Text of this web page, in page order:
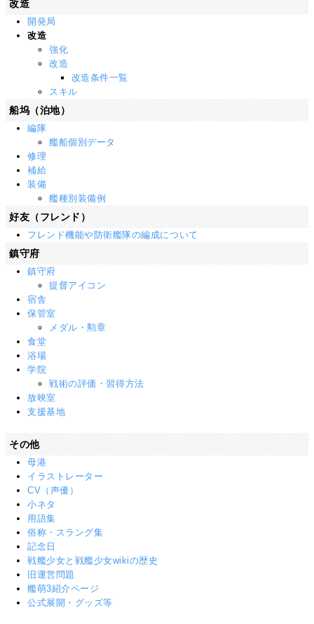
改造
開発局
改造
強化
改造
改造条件一覧
スキル
船坞（泊地）
編隊
艦船個別データ
修理
補給
装備
艦種別装備例
好友（フレンド）
フレンド機能や防衛艦隊の編成について
鎮守府
鎮守府
提督アイコン
宿舎
保管室
メダル・勲章
食堂
浴場
学院
戦術の評価・習得方法
放映室
支援基地
その他
母港
イラストレーター
CV（声優）
小ネタ
用語集
俗称・スラング集
記念日
戦艦少女と戦艦少女wikiの歴史
旧運営問題
艦萌3紹介ページ
公式展開・グッズ等